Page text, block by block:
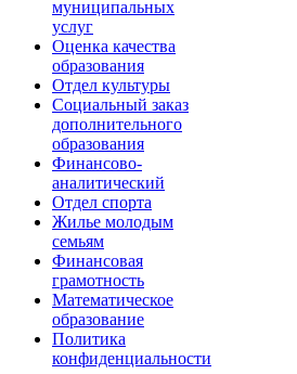
муниципальных
услуг
Оценка качества
образования
Отдел культуры
Социальный заказ
дополнительного
образования
Финансово-
аналитический
Отдел спорта
Жилье молодым
семьям
Финансовая
грамотность
Математическое
образование
Политика
конфиденциальности